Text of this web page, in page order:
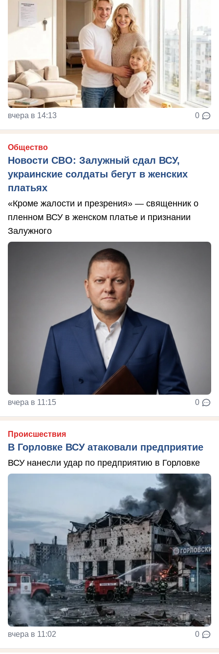
вчера в 14:13 0
Общество
Новости СВО: Залужный сдал ВСУ,
украинские солдаты бегут в женских
платьях
«Кроме жалости и презрения» — священник о
пленном ВСУ в женском платье и признании
Залужного
вчера в 11:15 0
Происшествия
В Горловке ВСУ атаковали предприятие
ВСУ нанесли удар по предприятию в Горловке
вчера в 11:02 0